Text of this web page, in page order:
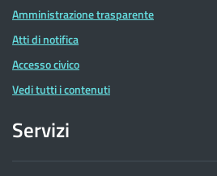
Amministrazione trasparente
Atti di notifica
Accesso civico
Vedi tutti i contenuti
Servizi